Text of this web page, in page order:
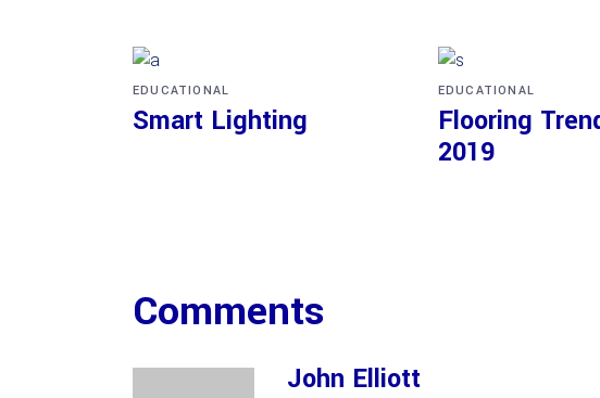
EDUCATIONAL
Smart Lighting
EDUCATIONAL
Flooring
2019
Comments
John Elliott